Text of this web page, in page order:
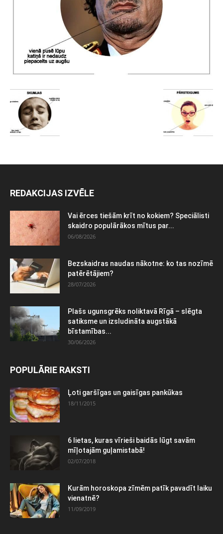
REDAKCIJAS IZVĒLE
Vai ērces tiešām krīt no kokiem? Speciālisti
skaidro populārākos mītus par...
06/08/2026
Bezskaidras naudas nākotne: ko tas nozīmē
patērētājiem?
28/07/2026
Plašs ugunsgrēks noliktavā Rīgā – slēgta
satiksme un izsludināta augstākā
bīstamības...
30/06/2026
POPULĀRIE RAKSTI
Ļoti garšīgas un gaisīgas pankūkas
18/11/2015
6 lietas, kuras vīrieši baidās lūgt savām
mīļotajām guļamistabā!
02/07/2018
Kurām horoskopa zīmēm patīk pavadīt laiku
vienatnē?
11/09/2019